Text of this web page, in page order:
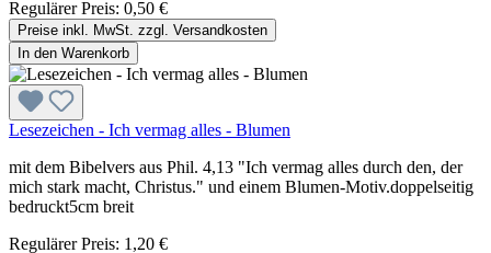
Regulärer Preis: 0,50 €
Preise inkl. MwSt. zzgl. Versandkosten
In den Warenkorb
Lesezeichen - Ich vermag alles - Blumen
mit dem Bibelvers aus Phil. 4,13 "Ich vermag alles durch den, der
mich stark macht, Christus." und einem Blumen-Motiv.doppelseitig
bedruckt5cm breit
Regulärer Preis: 1,20 €